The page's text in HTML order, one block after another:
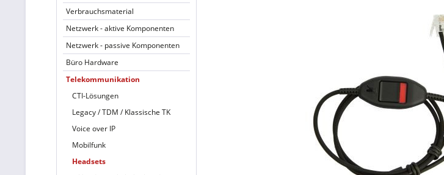
Verbrauchsmaterial
Netzwerk - aktive Komponenten
Netzwerk - passive Komponenten
Büro Hardware
Telekommunikation
CTI-Lösungen
Legacy / TDM / Klassische TK
Voice over IP
Mobilfunk
Headsets